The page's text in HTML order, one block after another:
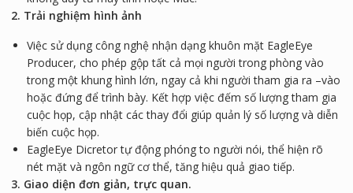
2. Trải nghiệm hình ảnh
Việc sử dụng công nghệ nhận dạng khuôn mặt EagleEye
Producer, cho phép gộp tất cả mọi người trong phòng vào
trong một khung hình lớn, ngay cả khi người tham gia ra –vào
hoặc đứng để trình bày. Kết hợp việc đếm số lượng tham gia
cuộc họp, cập nhật các thay đổi giúp quản lý số lượng và diễn
biến cuộc họp.
EagleEye Dicretor tự động phóng to người nói, thể hiện rõ
nét mặt và ngôn ngữ cơ thể, tăng hiệu quả giao tiếp.
3. Giao diện đơn giản, trực quan.